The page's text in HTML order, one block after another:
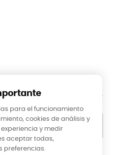
momento. Para ello, consulte
en el aviso legal.
para el funcionamiento
cookies de análisis y
y medir
aceptar todas,
preferencias.